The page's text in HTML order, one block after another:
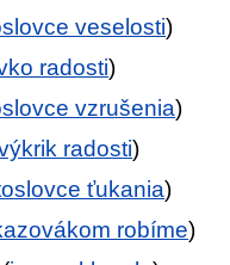
veselosti)
radosti)
vzrušenia)
radosti)
ťukania)
robíme)